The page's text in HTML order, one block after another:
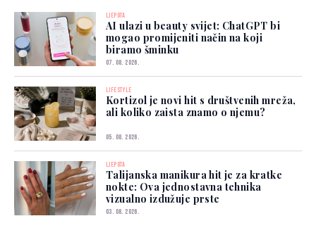
LJEPOTA
AI ulazi u beauty svijet: ChatGPT bi
mogao promijeniti način na koji
biramo šminku
07. 08. 2026.
LIFESTYLE
Kortizol je novi hit s društvenih mreža,
ali koliko zaista znamo o njemu?
05. 08. 2026.
LJEPOTA
Talijanska manikura hit je za kratke
nokte: Ova jednostavna tehnika
vizualno izdužuje prste
03. 08. 2026.